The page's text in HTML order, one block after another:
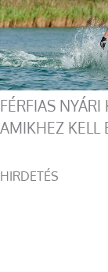
FÉRFIAS
AMIKHEZ KELL
HIRDETÉS